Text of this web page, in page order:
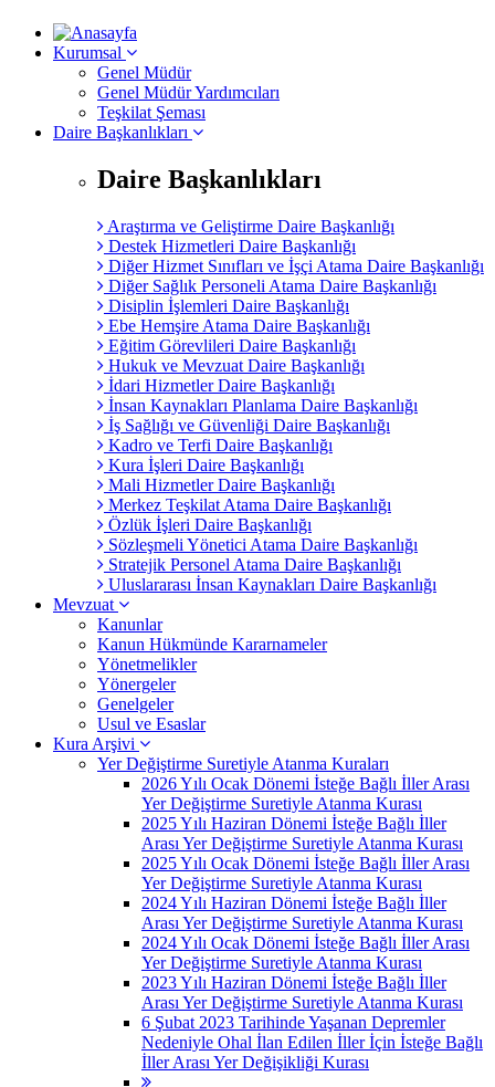
Kurumsal
Genel Müdür
Genel Müdür Yardımcıları
Teşkilat Şeması
Daire Başkanlıkları
Daire Başkanlıkları
Araştırma ve Geliştirme Daire Başkanlığı
Destek Hizmetleri Daire Başkanlığı
Diğer Hizmet Sınıfları ve İşçi Atama Daire Başkanlığı
Diğer Sağlık Personeli Atama Daire Başkanlığı
Disiplin İşlemleri Daire Başkanlığı
Ebe Hemşire Atama Daire Başkanlığı
Eğitim Görevlileri Daire Başkanlığı
Hukuk ve Mevzuat Daire Başkanlığı
İdari Hizmetler Daire Başkanlığı
İnsan Kaynakları Planlama Daire Başkanlığı
İş Sağlığı ve Güvenliği Daire Başkanlığı
Kadro ve Terfi Daire Başkanlığı
Kura İşleri Daire Başkanlığı
Mali Hizmetler Daire Başkanlığı
Merkez Teşkilat Atama Daire Başkanlığı
Özlük İşleri Daire Başkanlığı
Sözleşmeli Yönetici Atama Daire Başkanlığı
Stratejik Personel Atama Daire Başkanlığı
Uluslararası İnsan Kaynakları Daire Başkanlığı
Mevzuat
Kanunlar
Kanun Hükmünde Kararnameler
Yönetmelikler
Yönergeler
Genelgeler
Usul ve Esaslar
Kura Arşivi
Yer Değiştirme Suretiyle Atanma Kuraları
2026 Yılı Ocak Dönemi İsteğe Bağlı İller Arası
Yer Değiştirme Suretiyle Atanma Kurası
2025 Yılı Haziran Dönemi İsteğe Bağlı İller
Arası Yer Değiştirme Suretiyle Atanma Kurası
2025 Yılı Ocak Dönemi İsteğe Bağlı İller Arası
Yer Değiştirme Suretiyle Atanma Kurası
2024 Yılı Haziran Dönemi İsteğe Bağlı İller
Arası Yer Değiştirme Suretiyle Atanma Kurası
2024 Yılı Ocak Dönemi İsteğe Bağlı İller Arası
Yer Değiştirme Suretiyle Atanma Kurası
2023 Yılı Haziran Dönemi İsteğe Bağlı İller
Arası Yer Değiştirme Suretiyle Atanma Kurası
6 Şubat 2023 Tarihinde Yaşanan Depremler
Nedeniyle Ohal İlan Edilen İller İçin İsteğe Bağlı
İller Arası Yer Değişikliği Kurası